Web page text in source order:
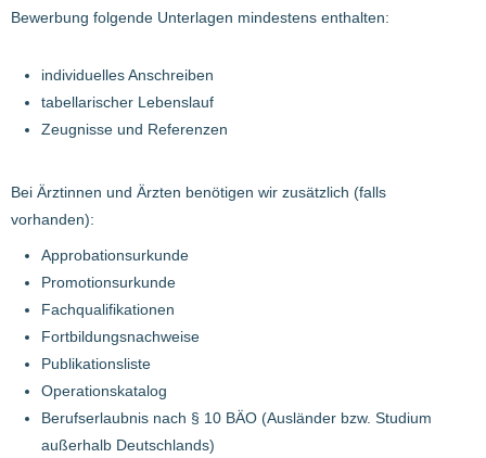
Bewerbung folgende Unterlagen mindestens enthalten:
individuelles Anschreiben
tabellarischer Lebenslauf
Zeugnisse und Referenzen
Bei Ärztinnen und Ärzten benötigen wir zusätzlich (falls
vorhanden):
Approbationsurkunde
Promotionsurkunde
Fachqualifikationen
Fortbildungsnachweise
Publikationsliste
Operationskatalog
Berufserlaubnis nach § 10 BÄO (Ausländer bzw. Studium
außerhalb Deutschlands)